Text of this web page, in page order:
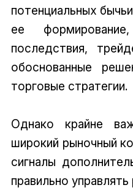
потенциальных
ее
последствия,
обоснованные
торговые стратегии.
Однако крайне
широкий рыночный
сигналы
правильно